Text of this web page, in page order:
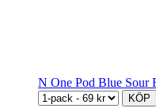
N One Pod Blue Sour
KÖP